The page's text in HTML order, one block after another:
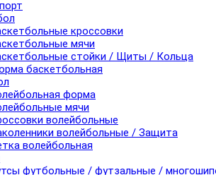
кроссовки
мячи
стойки / Щиты / Кольца
баскетбольная
форма
мячи
волейбольные
волейбольные / Защита
волейбольная
футбольные / футзальные /